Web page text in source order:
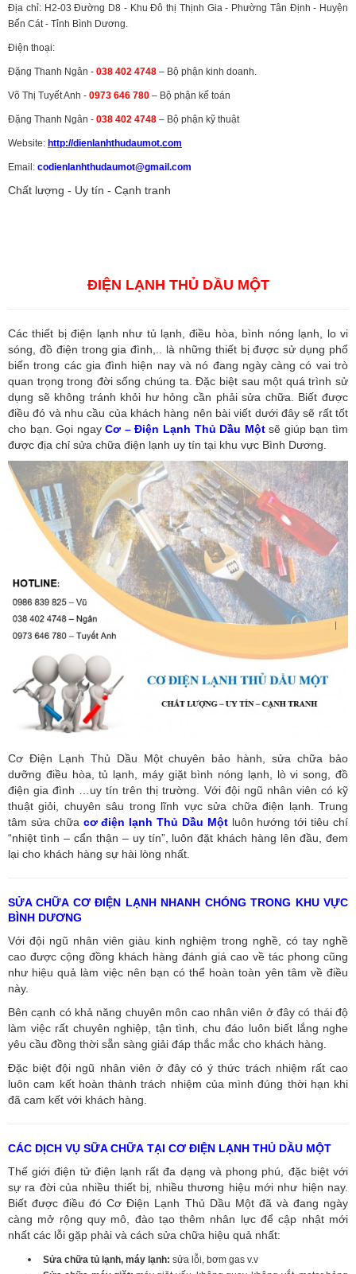
Địa chỉ: H2-03 Đường D8 - Khu Đô thị Thịnh Gia - Phường Tân Định - Huyện
Bến Cát - Tỉnh Bình Dương.
Điện thoại:
Đặng Thanh Ngân - 038 402 4748 – Bộ phận kinh doanh.
Võ Thị Tuyết Anh - 0973 646 780 – Bộ phận kế toán
Đặng Thanh Ngân - 038 402 4748 – Bộ phận kỹ thuật
Website: http://dienlanhthudaumot.com
Email: codienlanhthudaumot@gmail.com
Chất lượng - Uy tín - Cạnh tranh
ĐIỆN LẠNH THỦ DẦU MỘT
Các thiết bị điện lạnh như tủ lạnh, điều hòa, bình nóng lạnh, lo vi
sóng, đồ điện trong gia đình,.. là những thiết bị được sử dụng phổ
biến trong các gia đình hiện nay và nó đang ngày càng có vai trò
quan trọng trong đời sống chúng ta. Đặc biệt sau một quá trình sử
dụng sẽ không tránh khỏi hư hỏng cần phải sửa chữa. Biết được
điều đó và nhu cầu của khách hàng nên bài viết dưới đây sẽ rất tốt
cho bạn. Gọi ngayCơ – Điện Lạnh Thủ Dầu Một sẽ giúp bạn tìm
được địa chỉ sửa chữa điện lạnh uy tín tại khu vực Bình Dương.
Cơ Điện Lạnh Thủ Dầu Một chuyên bảo hành, sửa chữa bảo
dưỡng điều hòa, tủ lạnh, máy giặt bình nóng lạnh, lò vi song, đồ
điện gia đình …uy tín trên thị trường. Với đội ngũ nhân viên có kỹ
thuật giỏi, chuyên sâu trong lĩnh vực sửa chữa điện lạnh. Trung
tâm sửa chữa cơ điện lạnh Thủ Dầu Mộtluôn hướng tới tiêu chí
“nhiệt tình – cẩn thận – uy tín”, luôn đặt khách hàng lên đầu, đem
lại cho khách hàng sự hài lòng nhất.
SỬA CHỮA CƠ ĐIỆN LẠNH NHANH CHÓNG TRONG KHU VỰC
BÌNH DƯƠNG
Với đội ngũ nhân viên giàu kinh nghiệm trong nghề, có tay nghề
cao được cộng đồng khách hàng đánh giá cao về tác phong cũng
như hiệu quả làm việc nên bạn có thể hoàn toàn yên tâm về điều
này.
Bên cạnh có khả năng chuyên môn cao nhân viên ở đây có thái độ
làm việc rất chuyên nghiệp, tận tình, chu đáo luôn biết lắng nghe
yêu cầu đồng thời sẵn sàng giải đáp thắc mắc cho khách hàng.
Đặc biệt đội ngũ nhân viên ở đây có ý thức trách nhiệm rất cao
luôn cam kết hoàn thành trách nhiệm của mình đúng thời hạn khi
đã cam kết với khách hàng.
CÁC DỊCH VỤ SỮA CHỮA TẠI CƠ ĐIỆN LẠNH THỦ DẦU MỘT
Thế giới điện tử điện lạnh rất đa dạng và phong phú, đặc biệt với
sự ra đời của nhiều thiết bị, nhiều thương hiệu mới như hiện nay.
Biết được điều đó Cơ Điện Lạnh Thủ Dầu Một đã và đang ngày
càng mở rộng quy mô, đào tạo thêm nhân lực để cập nhật mới
nhất các lỗi gặp phải và cách sửa chữa hiệu quả nhất:
Sửa chữa tủ lạnh, máy lạnh: sửa lỗi, bơm gas v.v